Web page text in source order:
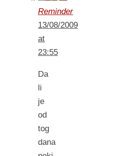
Reminder
13/08/2009
at
23:55
Da
li
je
od
tog
dana